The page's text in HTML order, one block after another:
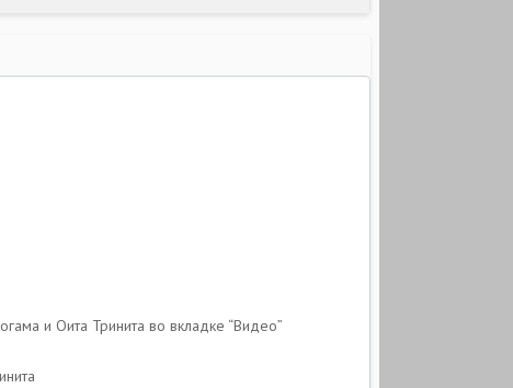
и Оита Тринита во вкладке “Видео”